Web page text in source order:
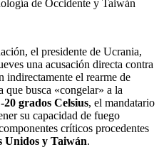
el presidente de Ucrania,
una acusación directa contra
indirectamente el rearme de
busca «congelar» a la
-20 grados Celsius, el mandatario
su capacidad de fuego
críticos procedentes
Unidos y Taiwán.